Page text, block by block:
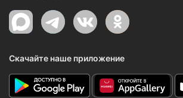
Скачайте наше приложение